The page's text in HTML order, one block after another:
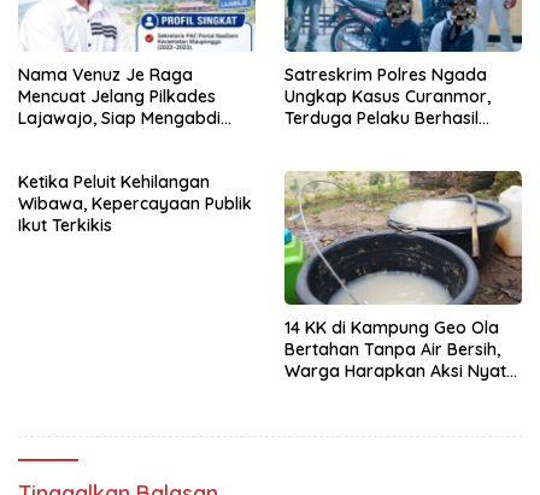
Nama Venuz Je Raga
Mencuat Jelang Pilkades
Lajawajo, Siap Mengabdi
Satreskrim Polres Ngada
Ungkap Kasus Curanmor,
Terduga Pelaku Berhasil
Ketika Peluit Kehilangan
Wibawa, Kepercayaan Publik
Ikut Terkikis
14 KK di Kampung Geo Ola
Bertahan Tanpa Air Bersih,
Warga Harapkan Aksi Nyata